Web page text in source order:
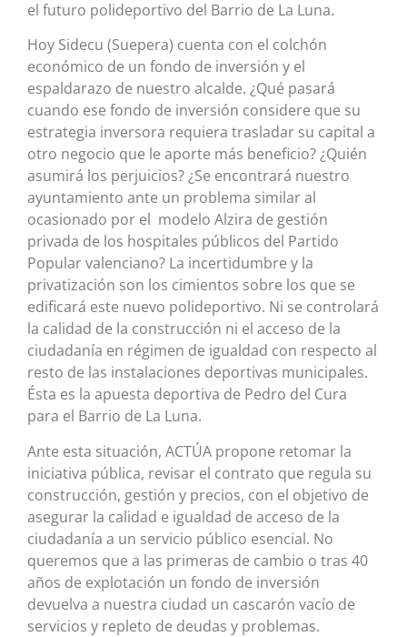
el futuro polideportivo del Barrio de La Luna.
Hoy Sidecu (Suepera) cuenta con el colchón
económico de un fondo de inversión y el
espaldarazo de nuestro alcalde. ¿Qué pasará
cuando ese fondo de inversión considere que su
estrategia inversora requiera trasladar su capital a
otro negocio que le aporte más beneficio? ¿Quién
asumirá los perjuicios? ¿Se encontrará nuestro
ayuntamiento ante un problema similar al
ocasionado por el modelo Alzira de gestión
privada de los hospitales públicos del Partido
Popular valenciano? La incertidumbre y la
privatización son los cimientos sobre los que se
edificará este nuevo polideportivo. Ni se controlará
la calidad de la construcción ni el acceso de la
ciudadanía en régimen de igualdad con respecto al
resto de las instalaciones deportivas municipales.
Ésta es la apuesta deportiva de Pedro del Cura
para el Barrio de La Luna.
Ante esta situación, ACTÚA propone retomar la
iniciativa pública, revisar el contrato que regula su
construcción, gestión y precios, con el objetivo de
asegurar la calidad e igualdad de acceso de la
ciudadanía a un servicio público esencial. No
queremos que a las primeras de cambio o tras 40
años de explotación un fondo de inversión
devuelva a nuestra ciudad un cascarón vacío de
servicios y repleto de deudas y problemas.